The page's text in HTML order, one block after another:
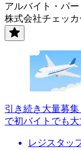
アルバイト・パー
株式会社チェッ
引き続き大量募
で初バイトでも大
レジスタッ